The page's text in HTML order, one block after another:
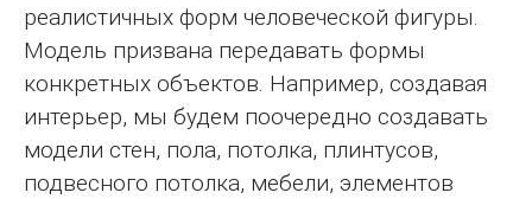
реалистичных форм человеческой фигуры.
Модель призвана передавать формы
конкретных объектов. Например, создавая
интерьер, мы будем поочередно создавать
модели стен, пола, потолка, плинтусов,
подвесного потолка, мебели, элементов